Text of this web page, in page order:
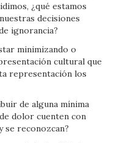
¿qué estamos
decisiones
ignorancia?
minimizando o
cultural que
representación los
de alguna mínima
dolor cuenten con
se reconozcan?